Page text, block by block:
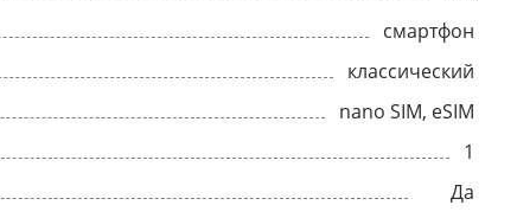
смартфон
классический
nano SIM, eSIM
1
Да